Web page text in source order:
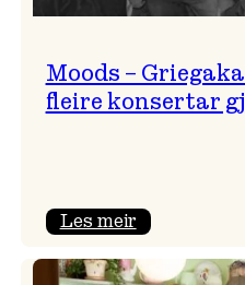
Moods –
fleire konsertar
Les meir:
–